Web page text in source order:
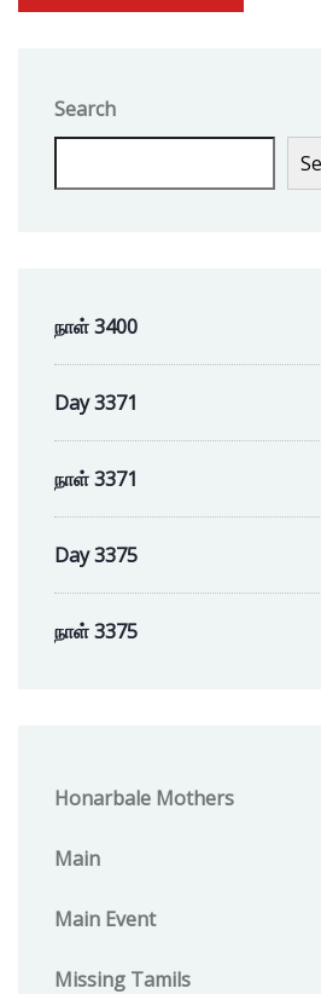
Search
நாள் 3400
Day 3371
நாள் 3371
Day 3375
நாள் 3375
Honarbale Mothers
Main
Main Event
Missing Tamils